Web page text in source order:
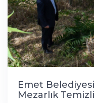
Emet
Mezarlık